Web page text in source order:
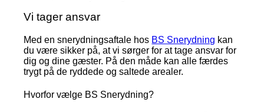
Vi tager ansvar
Med en snerydningsaftale hos BS Snerydning kan
du være sikker på, at vi sørger for at tage ansvar for
dig og dine gæster. På den måde kan alle færdes
trygt på de ryddede og saltede arealer.
Hvorfor vælge BS Snerydning?